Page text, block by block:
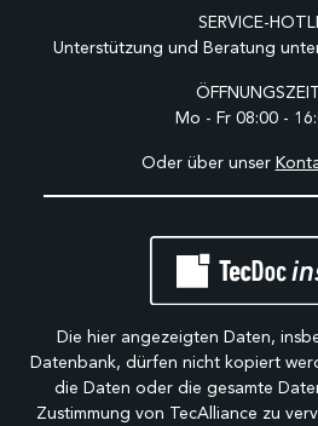
SERVICE-
Unterstützung und Beratung
Mo - Fr 08:00 -
Oder über unser
Die hier angezeigten Daten,
Datenbank, dürfen nicht kopiert
die Daten oder die gesamte
Zustimmung von TecAlliance zu